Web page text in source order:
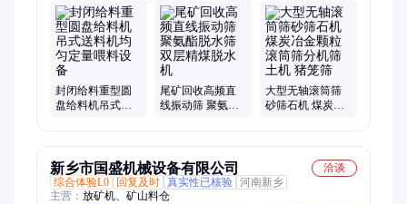
矿机、槽式洗矿机、淘金设备、金矿选矿机械、磁选机、选矿离
心机、振动筛、滚筒筛
封闭给料重型圆
盘给料机吊式送
尾矿回收高频直
线振动筛 聚氨酯
大型无轴滚筒筛
砂筛石机 煤炭冶
新乡市国盛机械设备有限公司
洽谈
综合体验L0
回复及时 真实性已核验 河南新乡
主营： 放矿机、矿山料仓